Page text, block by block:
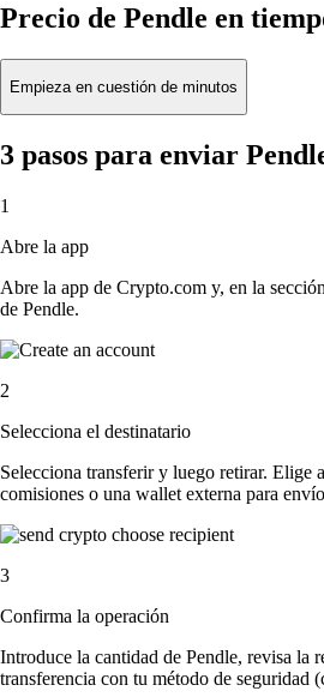
Precio de Pendle en
Empieza en cuestión de minutos
3 pasos para enviar
1
Abre la app
Abre la app de Crypto.com y, en la
de Pendle.
2
Selecciona el destinatario
Selecciona transferir y luego retirar. Elige
comisiones o una wallet externa para
3
Confirma la operación
Introduce la cantidad de Pendle, revisa la
transferencia con tu método de seguridad